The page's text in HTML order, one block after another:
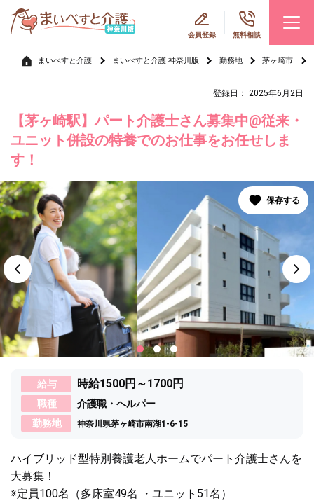
会員登録 無料相談
まいべすと介護 まいべすと介護 神奈川版 勤務地 茅ヶ崎市
登録日： 2025年6月2日
【茅ヶ崎駅】パート介護士さん募集中@従来・
ユニット併設の特養でのお仕事をお任せしま
す！
給与 時給1500円～1700円
職種
介護職・ヘルパー
勤務地
神奈川県茅ヶ崎市南湖1-6-15
ハイブリッド型特別養護老人ホームでパート介護士さんを
大募集！
※定員100名（多床室49名 ・ユニット51名）